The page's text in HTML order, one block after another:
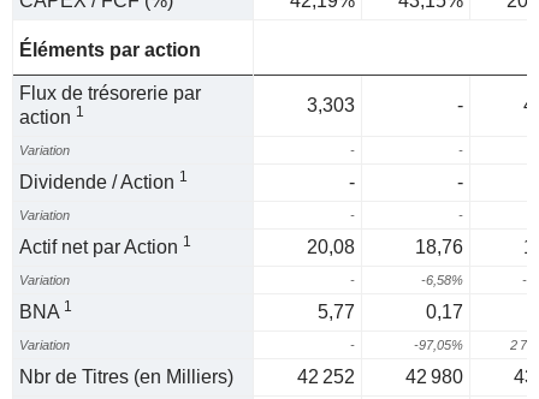
Éléments par action
Flux de trésorerie par
action 1 3,303 -
Variation - -
Dividende / Action 1 - -
Variation - -
Actif net par Action 1 20,08 18,76
Variation - -6,58% -
BNA 1 5,77 0,17
Variation - -97,05% 2
Nbr de Titres (en Milliers) 42 252 42 980
43